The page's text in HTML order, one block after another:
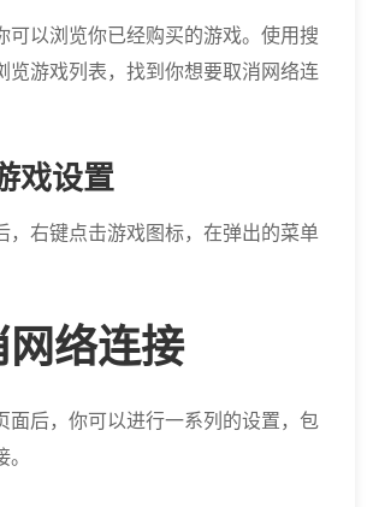
可以浏览你已经购买的游戏。使用搜
览游戏列表，找到你想要取消网络连
戏设置
，右键点击游戏图标，在弹出的菜单
络连接
面后，你可以进行一系列的设置，包